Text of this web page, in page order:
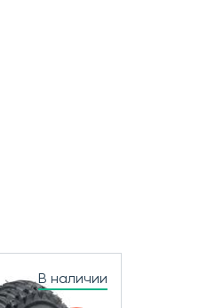
В наличии